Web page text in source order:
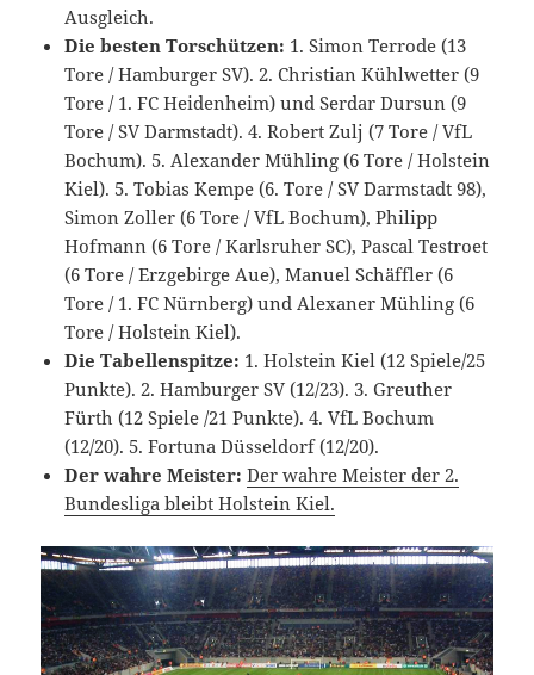
Ausgleich.
Die besten Torschützen: 1. Simon Terrode (13
Tore / Hamburger SV). 2. Christian Kühlwetter (9
Tore / 1. FC Heidenheim) und Serdar Dursun (9
Tore / SV Darmstadt). 4. Robert Zulj (7 Tore / VfL
Bochum). 5. Alexander Mühling (6 Tore / Holstein
Kiel). 5. Tobias Kempe (6. Tore / SV Darmstadt 98),
Simon Zoller (6 Tore / VfL Bochum), Philipp
Hofmann (6 Tore / Karlsruher SC), Pascal Testroet
(6 Tore / Erzgebirge Aue), Manuel Schäffler (6
Tore / 1. FC Nürnberg) und Alexaner Mühling (6
Tore / Holstein Kiel).
Die Tabellenspitze: 1. Holstein Kiel (12 Spiele/25
Punkte). 2. Hamburger SV (12/23). 3. Greuther
Fürth (12 Spiele /21 Punkte). 4. VfL Bochum
(12/20). 5. Fortuna Düsseldorf (12/20).
Der wahre Meister: Der wahre Meister der 2.
Bundesliga bleibt Holstein Kiel.